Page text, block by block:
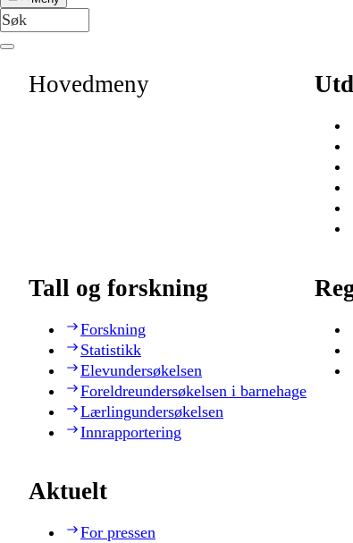
Hovedmeny
Tall og forskning
Forskning
Statistikk
Elevundersøkelsen
Foreldreundersøkelsen i barnehage
Lærlingundersøkelsen
Innrapportering
Aktuelt
For pressen